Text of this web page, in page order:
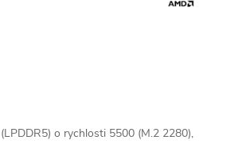
o rychlosti 5500 (M.2 2280),